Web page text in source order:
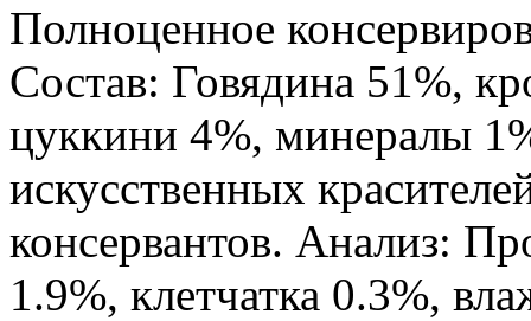
Полноценное
Состав: Говядина 51%,
цуккини 4%, минералы
искусственных
консервантов. Анализ:
1.9%, клетчатка 0.3%,